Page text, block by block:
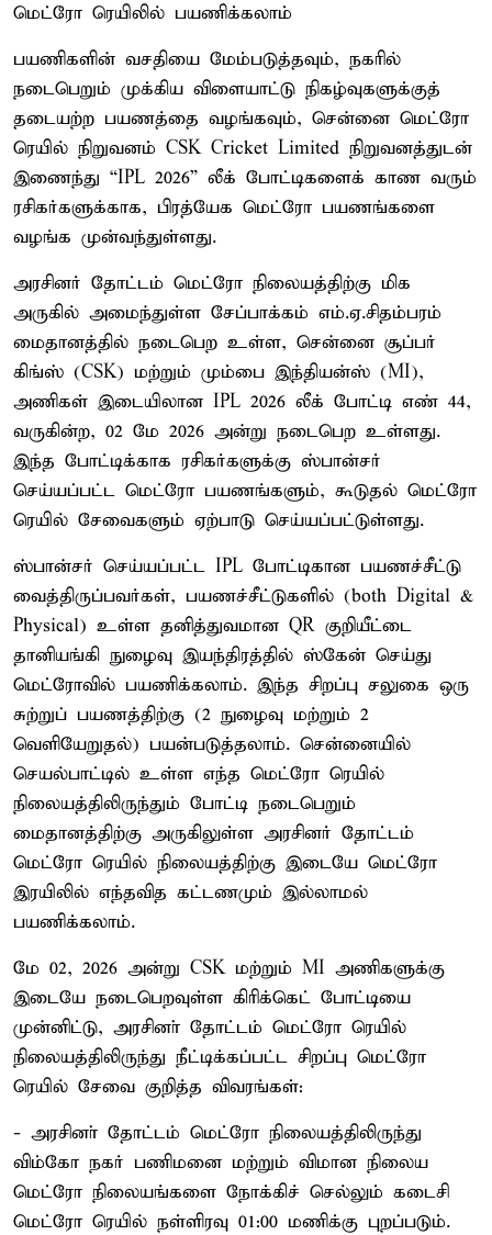
மெட்ரோ ரெயிலில் பயணிக்கலாம்
பயணிகளின் வசதியை மேம்படுத்தவும், நகரில்
நடைபெறும் முக்கிய விளையாட்டு நிகழ்வுகளுக்குத்
தடையற்ற பயணத்தை வழங்கவும், சென்னை மெட்ரோ
ரெயில் நிறுவனம் CSK Cricket Limited நிறுவனத்துடன்
இணைந்து “IPL 2026” லீக் போட்டிகளைக் காண வரும்
ரசிகர்களுக்காக, பிரத்யேக மெட்ரோ பயணங்களை
வழங்க முன்வந்துள்ளது.
அரசினர் தோட்டம் மெட்ரோ நிலையத்திற்கு மிக
அருகில் அமைந்துள்ள சேப்பாக்கம் எம்.ஏ.சிதம்பரம்
மைதானத்தில் நடைபெற உள்ள, சென்னை சூப்பர்
கிங்ஸ் (CSK) மற்றும் மும்பை இந்தியன்ஸ் (MI),
அணிகள் இடையிலான IPL 2026 லீக் போட்டி எண் 44,
வருகின்ற, 02 மே 2026 அன்று நடைபெற உள்ளது.
இந்த போட்டிக்காக ரசிகர்களுக்கு ஸ்பான்சர்
செய்யப்பட்ட மெட்ரோ பயணங்களும், கூடுதல் மெட்ரோ
ரெயில் சேவைகளும் ஏற்பாடு செய்யப்பட்டுள்ளது.
ஸ்பான்சர் செய்யப்பட்ட IPL போட்டிகான பயணச்சீட்டு
வைத்திருப்பவர்கள், பயணச்சீட்டுகளில் (both Digital &
Physical) உள்ள தனித்துவமான QR குறியீட்டை
தானியங்கி நுழைவு இயந்திரத்தில் ஸ்கேன் செய்து
மெட்ரோவில் பயணிக்கலாம். இந்த சிறப்பு சலுகை ஒரு
சுற்றுப் பயணத்திற்கு (2 நுழைவு மற்றும் 2
வெளியேறுதல்) பயன்படுத்தலாம். சென்னையில்
செயல்பாட்டில் உள்ள எந்த மெட்ரோ ரெயில்
நிலையத்திலிருந்தும் போட்டி நடைபெறும்
மைதானத்திற்கு அருகிலுள்ள அரசினர் தோட்டம்
மெட்ரோ ரெயில் நிலையத்திற்கு இடையே மெட்ரோ
இரயிலில் எந்தவித கட்டணமும் இல்லாமல்
பயணிக்கலாம்.
மே 02, 2026 அன்று CSK மற்றும் MI அணிகளுக்கு
இடையே நடைபெறவுள்ள கிரிக்கெட் போட்டியை
முன்னிட்டு, அரசினா் தோட்டம் மெட்ரோ ரெயில்
நிலையத்திலிருந்து நீட்டிக்கப்பட்ட சிறப்பு மெட்ரோ
ரெயில் சேவை குறித்த விவரங்கள்:
- அரசினா் தோட்டம் மெட்ரோ நிலையத்திலிருந்து
விம்கோ நகர் பணிமனை மற்றும் விமான நிலைய
மெட்ரோ நிலையங்களை நோக்கிச் செல்லும் கடைசி
மெட்ரோ ரெயில் நள்ளிரவு 01:00 மணிக்கு புறப்படும்.